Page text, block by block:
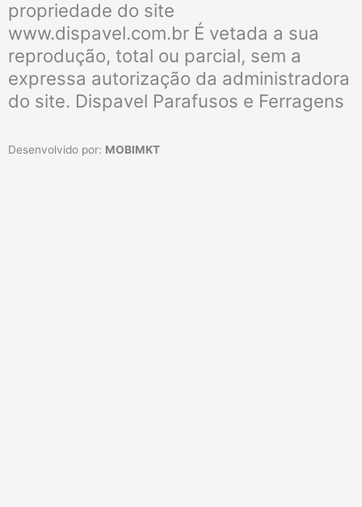
propriedade do site
www.dispavel.com.br É vetada a sua
reprodução, total ou parcial, sem a
expressa autorização da administradora
do site. Dispavel Parafusos e Ferragens
Desenvolvido por: MOBIMKT